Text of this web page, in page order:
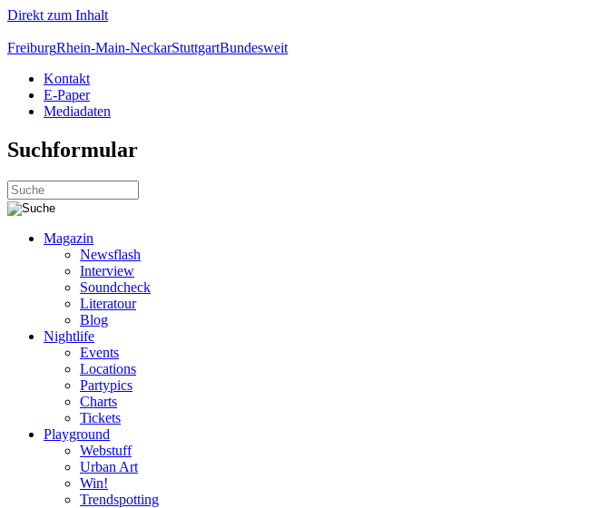
Direkt zum Inhalt
FreiburgRhein-Main-NeckarStuttgartBundesweit
Kontakt
E-Paper
Mediadaten
Suchformular
Magazin
Newsflash
Interview
Soundcheck
Literatour
Blog
Nightlife
Events
Locations
Partypics
Charts
Tickets
Playground
Webstuff
Urban Art
Win!
Trendspotting